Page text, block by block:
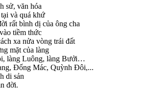
sử, văn hóa
và quá khứ
rất bình dị của ông cha
tiềm thức
xa nửa vòng trái đất
mặt của làng
làng Luông, làng Bưởi…
Đống Mác, Quỳnh Đôi,...
di sản
đời.